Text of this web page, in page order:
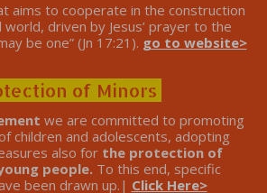
aims to cooperate in the construction
driven by Jesus’ prayer to the
be one” (Jn 17:21). go to website>
of Minors
we are committed to promoting
children and adolescents, adopting
also for the protection of
people. To this end, specific
been drawn up.| Click Here>